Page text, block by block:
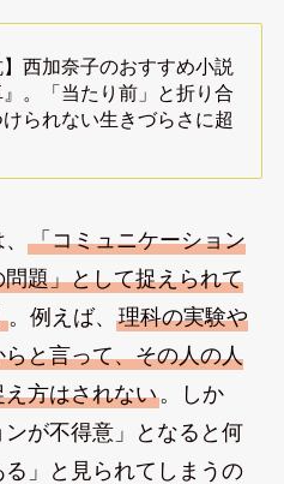
】西加奈子のおすすめ小説
』。「当たり前」と折り合
られない生きづらさに超
「コミュニケーション
題」として捉えられて
。例えば、 理科の実験や
と言って、その人の人
方はされない。しか
が不得意」となると何
」と見られてしまうの